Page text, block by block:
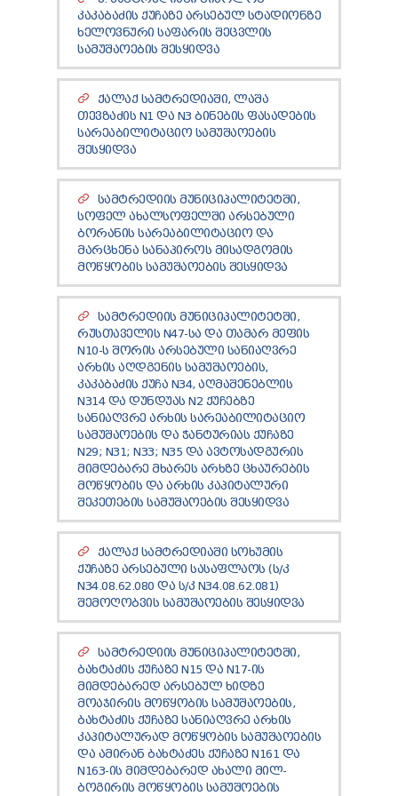
ОТЧЁТ ДЛЯ ПРЕДОСТАВЛЕНИЯ ПРЕЗИДЕНТУ И
ТРЕБОВАНИЯ ПУБЛИЧНОЙ ИНФОРМАЦИИ
УПОЛНОМОЧЕННЫЙ ПО ЗАЩИТЕ
ПЕРСОНАЛЬНЫХ ДАННЫХ
ПРАВОВЕДЧЕСКИЕ РЕШЕНИЯ
ПРАВИЛА ОБЖАЛОВАНИЯ
ᲙᲐᲙᲐᲑᲐᲫᲘᲡ ᲥᲣᲩᲐᲖᲔ ᲐᲠᲡᲔᲑᲣᲚ ᲡᲢᲐᲓᲘᲝᲜᲖᲔ
ᲮᲔᲚᲝᲕᲜᲣᲠᲘ ᲡᲐᲤᲐᲠᲘᲡ ᲨᲔᲪᲕᲚᲘᲡ
ᲡᲐᲛᲣᲨᲐᲝᲔᲑᲘᲡ ᲨᲔᲡᲧᲘᲓᲕᲐ
ᲥᲐᲚᲐᲥ ᲡᲐᲛᲢᲠᲔᲓᲘᲐᲨᲘ, ᲚᲐᲨᲐ
ᲗᲔᲕᲖᲐᲫᲘᲡ N1 ᲓᲐ N3 ᲑᲘᲜᲔᲑᲘᲡ ᲤᲐᲡᲐᲓᲔᲑᲘᲡ
ᲡᲐᲠᲔᲐᲑᲘᲚᲘᲢᲐᲪᲘᲝ ᲡᲐᲛᲣᲨᲐᲝᲔᲑᲘᲡ
ᲨᲔᲡᲧᲘᲓᲕᲐ
ᲡᲐᲛᲢᲠᲔᲓᲘᲘᲡ ᲛᲣᲜᲘᲪᲘᲞᲐᲚᲘᲢᲔᲢᲨᲘ,
ᲡᲝᲤᲔᲚ ᲐᲮᲐᲚᲡᲝᲤᲔᲚᲨᲘ ᲐᲠᲡᲔᲑᲣᲚᲘ
ᲑᲝᲠᲐᲜᲘᲡ ᲡᲐᲠᲔᲐᲑᲘᲚᲘᲢᲐᲪᲘᲝ ᲓᲐ
ᲛᲐᲠᲪᲮᲔᲜᲐ ᲡᲐᲜᲐᲞᲘᲠᲝᲡ ᲛᲘᲡᲐᲓᲒᲝᲛᲘᲡ
ᲛᲝᲬᲧᲝᲑᲘᲡ ᲡᲐᲛᲣᲨᲐᲝᲔᲑᲘᲡ ᲨᲔᲡᲧᲘᲓᲕᲐ
ᲡᲐᲛᲢᲠᲔᲓᲘᲘᲡ ᲛᲣᲜᲘᲪᲘᲞᲐᲚᲘᲢᲔᲢᲨᲘ,
ᲠᲣᲡᲗᲐᲕᲔᲚᲘᲡ N47-ᲡᲐ ᲓᲐ ᲗᲐᲛᲐᲠ ᲛᲔᲤᲘᲡ
N10-Ს ᲨᲝᲠᲘᲡ ᲐᲠᲡᲔᲑᲣᲚᲘ ᲡᲐᲜᲘᲐᲦᲕᲠᲔ
ᲐᲠᲮᲘᲡ ᲐᲦᲓᲒᲔᲜᲘᲡ ᲡᲐᲛᲣᲨᲐᲝᲔᲑᲘᲡ,
ᲙᲐᲙᲐᲑᲐᲫᲘᲡ ᲥᲣᲩᲐ N34, ᲐᲦᲛᲐᲨᲔᲜᲔᲑᲚᲘᲡ
N314 ᲓᲐ ᲓᲣᲜᲓᲣᲐᲡ N2 ᲥᲣᲩᲔᲑᲖᲔ
ᲡᲐᲜᲘᲐᲦᲕᲠᲔ ᲐᲠᲮᲘᲡ ᲡᲐᲠᲔᲐᲑᲘᲚᲘᲢᲐᲪᲘᲝ
ᲡᲐᲛᲣᲨᲐᲝᲔᲑᲘᲡ ᲓᲐ ᲭᲐᲜᲢᲣᲠᲘᲐᲡ ᲥᲣᲩᲐᲖᲔ
N29; N31; N33; N35 ᲓᲐ ᲐᲕᲢᲝᲡᲐᲓᲒᲣᲠᲘᲡ
ᲛᲘᲛᲓᲔᲑᲐᲠᲔ ᲛᲮᲐᲠᲔᲡ ᲐᲠᲮᲖᲔ ᲪᲮᲐᲣᲠᲔᲑᲘᲡ
ᲛᲝᲬᲧᲝᲑᲘᲡ ᲓᲐ ᲐᲠᲮᲘᲡ ᲙᲐᲞᲘᲢᲐᲚᲣᲠᲘ
ᲨᲔᲙᲔᲗᲔᲑᲘᲡ ᲡᲐᲛᲣᲨᲐᲝᲔᲑᲘᲡ ᲨᲔᲡᲧᲘᲓᲕᲐ
ᲥᲐᲚᲐᲥ ᲡᲐᲛᲢᲠᲔᲓᲘᲐᲨᲘ ᲡᲝᲮᲣᲛᲘᲡ
ᲥᲣᲩᲐᲖᲔ ᲐᲠᲡᲔᲑᲣᲚᲘ ᲡᲐᲡᲐᲤᲚᲐᲝᲡ (Ს/Კ
N34.08.62.080 ᲓᲐ Ს/Კ N34.08.62.081)
ᲨᲔᲛᲝᲦᲝᲑᲕᲘᲡ ᲡᲐᲛᲣᲨᲐᲝᲔᲑᲘᲡ ᲨᲔᲡᲧᲘᲓᲕᲐ
ᲡᲐᲛᲢᲠᲔᲓᲘᲘᲡ ᲛᲣᲜᲘᲪᲘᲞᲐᲚᲘᲢᲔᲢᲨᲘ,
ᲑᲐᲮᲢᲐᲫᲘᲡ ᲥᲣᲩᲐᲖᲔ N15 ᲓᲐ N17-ᲘᲡ
ᲛᲘᲛᲓᲔᲑᲐᲠᲔᲓ ᲐᲠᲡᲔᲑᲣᲚ ᲮᲘᲓᲖᲔ
ᲛᲝᲐᲯᲘᲠᲘᲡ ᲛᲝᲬᲧᲝᲑᲘᲡ ᲡᲐᲛᲣᲨᲐᲝᲔᲑᲘᲡ,
ᲑᲐᲮᲢᲐᲫᲘᲡ ᲥᲣᲩᲐᲖᲔ ᲡᲐᲜᲘᲐᲦᲕᲠᲔ ᲐᲠᲮᲘᲡ
ᲙᲐᲞᲘᲢᲐᲚᲣᲠᲐᲓ ᲛᲝᲬᲧᲝᲑᲘᲡ ᲡᲐᲛᲣᲨᲐᲝᲔᲑᲘᲡ
ᲓᲐ ᲐᲛᲘᲠᲐᲜ ᲑᲐᲮᲢᲐᲫᲔᲡ ᲥᲣᲩᲐᲖᲔ N161 ᲓᲐ
N163-ᲘᲡ ᲛᲘᲛᲓᲔᲑᲐᲠᲔᲓ ᲐᲮᲐᲚᲘ ᲛᲘᲚ-
ᲑᲝᲒᲘᲠᲘᲡ ᲛᲝᲬᲧᲝᲑᲘᲡ ᲡᲐᲛᲣᲨᲝᲔᲑᲘᲡ